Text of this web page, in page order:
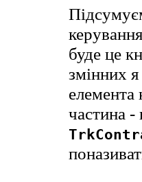
буде це
змінних
елемента
частина